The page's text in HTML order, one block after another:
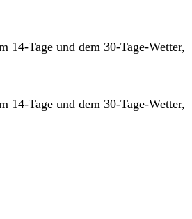
Tage und dem 30-Tage-Wetter,
Tage und dem 30-Tage-Wetter,